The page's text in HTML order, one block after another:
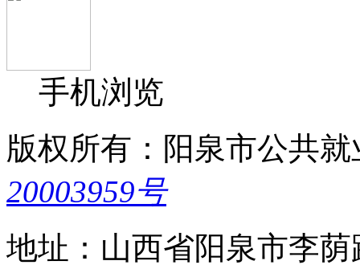
手机浏览
版权所有：阳泉市公共
20003959号
地址：山西省阳泉市李